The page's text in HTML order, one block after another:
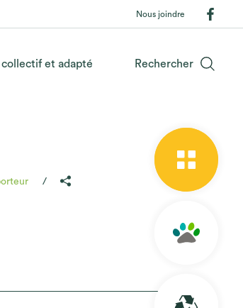
Nous joindre
et adapté Rechercher